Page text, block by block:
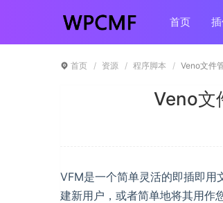
首页
首页 资源 程序脚本 Veno文件
Veno文
VFM是一个简单灵活的即插即用
建新用户，或者简单地将其用作